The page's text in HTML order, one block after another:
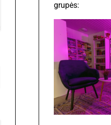
grupės: